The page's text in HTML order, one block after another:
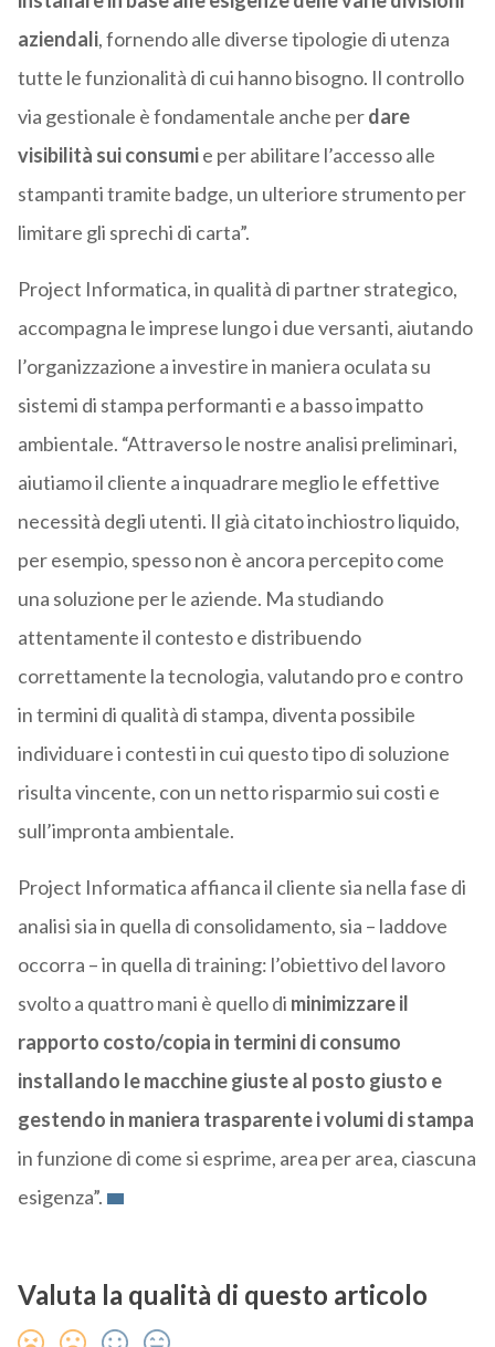
aziendali, fornendo alle diverse tipologie di utenza
tutte le funzionalità di cui hanno bisogno. Il controllo
via gestionale è fondamentale anche perdare
visibilità sui consumie per abilitare l’accesso alle
stampanti tramite badge, un ulteriore strumento per
limitare gli sprechi di carta”.
Project Informatica, in qualità di partner strategico,
accompagna le imprese lungo i due versanti, aiutando
l’organizzazione a investire in maniera oculata su
sistemi di stampa performanti e a basso impatto
ambientale. “Attraverso le nostre analisi preliminari,
aiutiamo il cliente a inquadrare meglio le effettive
necessità degli utenti. Il già citato inchiostro liquido,
per esempio, spesso non è ancora percepito come
una soluzione per le aziende. Ma studiando
attentamente il contesto e distribuendo
correttamente la tecnologia, valutando pro e contro
in termini di qualità di stampa, diventa possibile
individuare i contesti in cui questo tipo di soluzione
risulta vincente, con un netto risparmio sui costi e
sull’impronta ambientale.
Project Informatica affianca il cliente sia nella fase di
analisi sia in quella di consolidamento, sia – laddove
occorra – in quella di training: l’obiettivo del lavoro
svolto a quattro mani è quello di minimizzare il
rapporto costo/copia in termini di consumo
installando le macchine giuste al posto giusto e
gestendo in maniera trasparente i volumi di stampa
in funzione di come si esprime, area per area, ciascuna
esigenza”.
Valuta la qualità di questo articolo